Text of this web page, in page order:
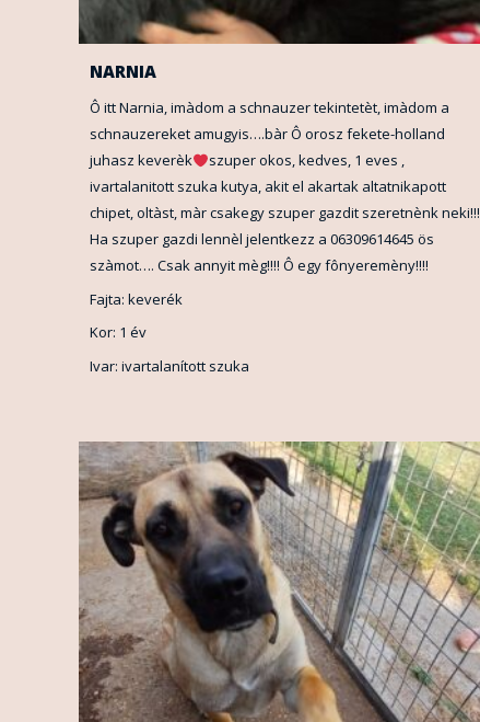
NARNIA
Ô itt Narnia, imàdom a schnauzer tekintetèt, imàdom a
schnauzereket amugyis….bàr Ô orosz fekete-holland
juhasz keverèk
szuper okos, kedves, 1 eves ,
ivartalanitott szuka kutya, akit el akartak altatnikapott
chipet, oltàst, màr csakegy szuper gazdit szeretnènk neki!!!
Ha szuper gazdi lennèl jelentkezz a 06309614645 ös
szàmot…. Csak annyit mèg!!!! Ô egy fônyeremèny!!!!
Fajta: keverék
Kor: 1 év
Ivar: ivartalanított szuka